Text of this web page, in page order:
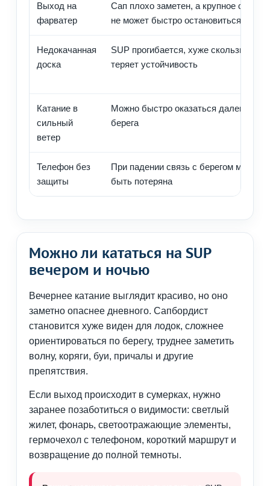
Выход на
фарватер
Сап плохо заметен, а крупное судно
не может быстро остановиться
Недокачанная
доска
SUP прогибается, хуже скользит и
теряет устойчивость
Катание в
сильный
ветер
Можно быстро оказаться далеко от
берега
Телефон без
защиты
При падении связь с берегом может
быть потеряна
Можно ли кататься на SUP
вечером и ночью
Вечернее катание выглядит красиво, но оно
заметно опаснее дневного. Сапбордист
становится хуже виден для лодок, сложнее
ориентироваться по берегу, труднее заметить
волну, коряги, буи, причалы и другие
препятствия.
Если выход происходит в сумерках, нужно
заранее позаботиться о видимости: светлый
жилет, фонарь, светоотражающие элементы,
гермочехол с телефоном, короткий маршрут и
возвращение до полной темноты.